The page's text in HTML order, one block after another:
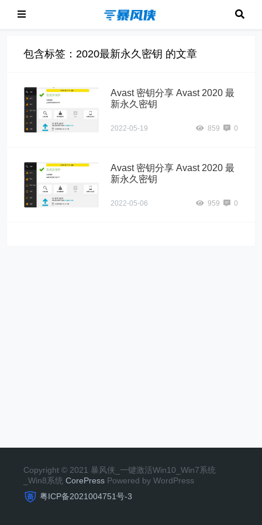
包含标签：2020最新永久密钥 的文章
Avast 密钥分享 Avast 2020 最
新永久密钥
2022-05-19 859 0
Avast 密钥分享 Avast 2020 最
新永久密钥
2022-05-06 959 0
Copyright © 2021 暴风侠_一键激活Win10_Win7系统
_Win8系统 CorePress Powered by WordPress
粤ICP备2021004751号-3